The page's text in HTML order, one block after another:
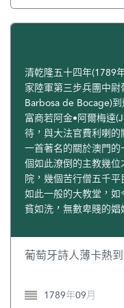
清乾隆五十四年(1789
家陸軍第三步兵團中
Barbosa de Bocage)
富商若阿金•阿爾梅達
待，與大法官費利喇
一首著名的關於澳門
個如此潦倒的主教幾
院，幾個苦行僧五千
如此一般的大教堂，
貧如洗，無數卑賤的
無所作為的教區樞理
一切之上的議事會這就
Manuel Teixeira,
葡萄牙詩人薄卡熱
1789年09月